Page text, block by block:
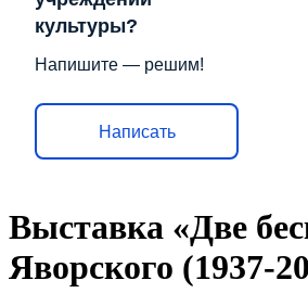
культуры?
Напишите — решим!
Написать
Выставка «Две
Яворского (1937-